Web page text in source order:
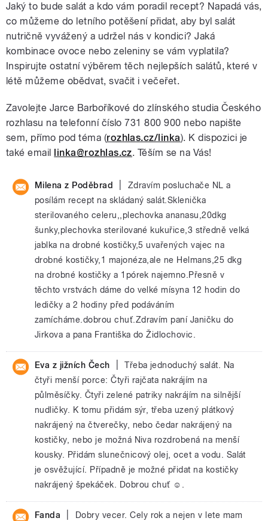
Jaký to bude salát a kdo vám poradil recept? Napadá vás,
co můžeme do letního potěšení přidat, aby byl salát
nutričně vyvážený a udržel nás v kondici? Jaká
kombinace ovoce nebo zeleniny se vám vyplatila?
Inspirujte ostatní výběrem těch nejlepších salátů, které v
létě můžeme obědvat, svačit i večeřet.
Zavolejte Jarce Barboříkové do zlínského studia Českého
rozhlasu na telefonní číslo 731 800 900 nebo napište
sem, přímo pod téma (rozhlas.cz/linka). K dispozici je
také email linka@rozhlas.cz. Těším se na Vás!
Milena z Poděbrad
Zdravím posluchače NL a
posílám recept na skládaný salát.Sklenička
sterilovaného celeru,,plechovka ananasu,20dkg
šunky,plechovka sterilované kukuřice,3 středně velká
jablka na drobné kostičky,5 uvařených vajec na
drobné kostičky,1 majonéza,ale ne Helmans,25 dkg
na drobné kostičky a 1pórek najemno.Přesně v
těchto vrstvách dáme do velké mísyna 12 hodin do
ledičky a 2 hodiny před podáváním
zamícháme.dobrou chuť.Zdravím paní Janičku do
Jirkova a pana Františka do Židlochovic.
Eva z jižních Čech
Třeba jednoduchý salát. Na
čtyři menší porce: Čtyři rajčata nakrájím na
půlměsíčky. Čtyři zelené patriky nakrájím na silnější
nudličky. K tomu přidám sýr, třeba uzený plátkový
nakrájený na čtverečky, nebo čedar nakrájený na
kostičky, nebo je možná Niva rozdrobená na menší
kousky. Přidám slunečnicový olej, ocet a vodu. Salát
je osvěžující. Případně je možné přidat na kostičky
nakrájený špekáček. Dobrou chuť ☺.
Fanda
Dobry vecer. Cely rok a nejen v lete mam